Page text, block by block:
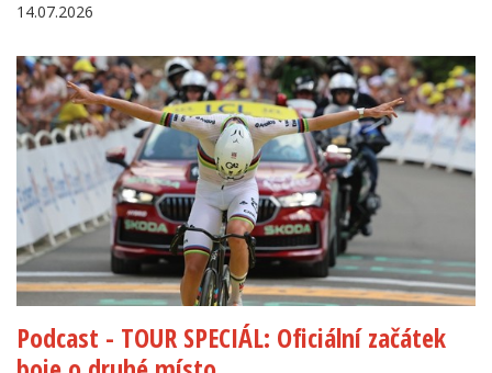
14.07.2026
Podcast - TOUR SPECIÁL: Oficiální začátek